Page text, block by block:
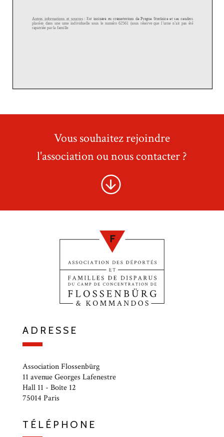
Vous souhaitez rejoindre
l'association ou nous contacter ?
ADRESSE
Association Flossenbürg
11 avenue Georges Lafenestre
Hall 11 - Boîte 12
75014 Paris
TÉLÉPHONE